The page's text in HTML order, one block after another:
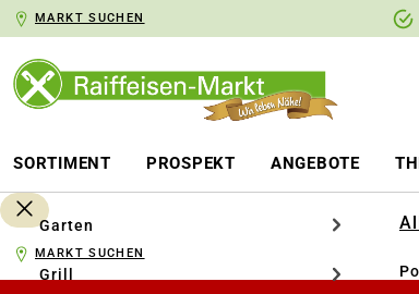
Zur Hauptnavigation springen
MARKT SUCHEN
SORTIMENT PROSPEKT ANGEBOTE
Garten
Grill
MARKT SUCHEN